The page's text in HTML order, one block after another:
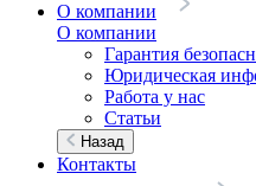
О компании
О компании
Гарантия
Юридическая
Работа у нас
Статьи
Назад
Контакты